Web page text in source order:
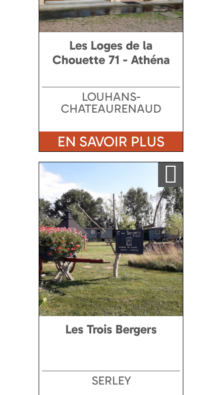
Les Loges de la
Chouette 71 - Athéna
LOUHANS-
CHATEAURENAUD
EN SAVOIR PLUS
Ajouter a ma sélection
Les Trois Bergers
SERLEY